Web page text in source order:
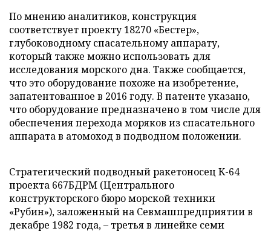
По мнению аналитиков, конструкция
соответствует проекту 18270 «Бестер»,
глубоководному спасательному аппарату,
который также можно использовать для
исследования морского дна. Также сообщается,
что это оборудование похоже на изобретение,
запатентованное в 2016 году. В патенте указано,
что оборудование предназначено в том числе для
обеспечения перехода моряков из спасательного
аппарата в атомоход в подводном положении.
Стратегический подводный ракетоносец К-64
проекта 667БДРМ (Центрального
конструкторского бюро морской техники
«Рубин»), заложенный на Севмашпредприятии в
декабре 1982 года, – третья в линейке семи